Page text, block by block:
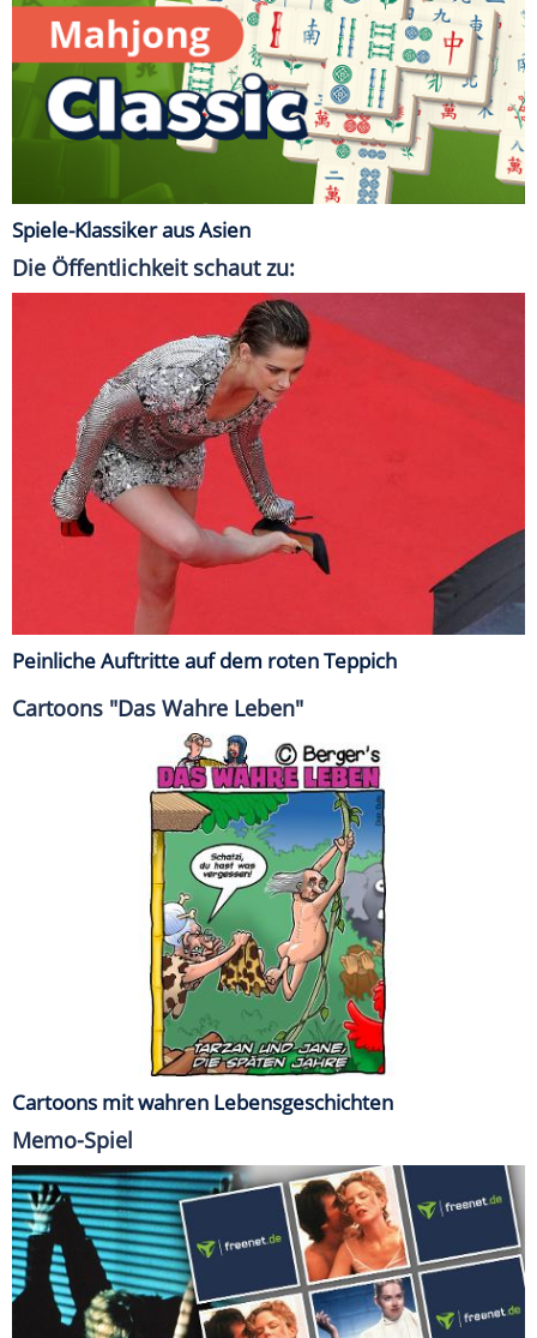
Spiele-Klassiker aus Asien
Die Öffentlichkeit schaut zu:
Peinliche Auftritte auf dem roten Teppich
Cartoons "Das Wahre Leben"
Cartoons mit wahren Lebensgeschichten
Memo-Spiel